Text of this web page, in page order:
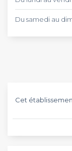
Du samedi au
Cet